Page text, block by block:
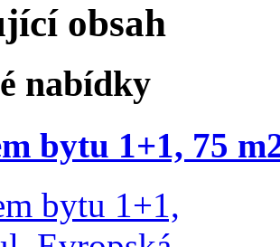
obsah
nabídky
bytu 1+1, 75